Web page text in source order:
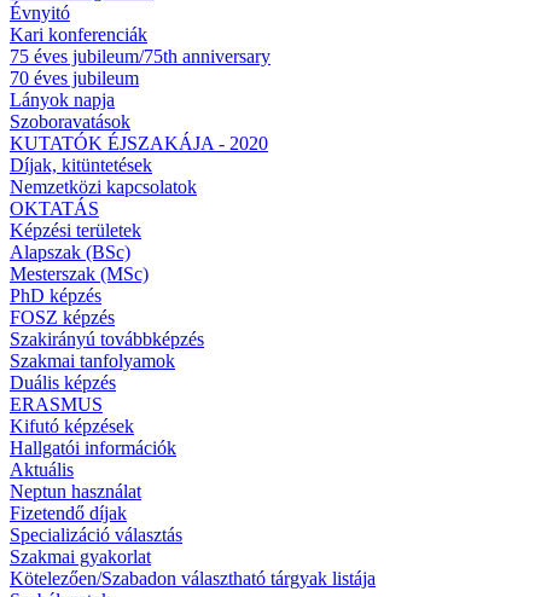
Évnyitó
Kari konferenciák
75 éves jubileum/75th anniversary
70 éves jubileum
Lányok napja
Szoboravatások
KUTATÓK ÉJSZAKÁJA - 2020
Díjak, kitüntetések
Nemzetközi kapcsolatok
OKTATÁS
Képzési területek
Alapszak (BSc)
Mesterszak (MSc)
PhD képzés
FOSZ képzés
Szakirányú továbbképzés
Szakmai tanfolyamok
Duális képzés
ERASMUS
Kifutó képzések
Hallgatói információk
Aktuális
Neptun használat
Fizetendő díjak
Specializáció választás
Szakmai gyakorlat
Kötelezően/Szabadon választható tárgyak listája